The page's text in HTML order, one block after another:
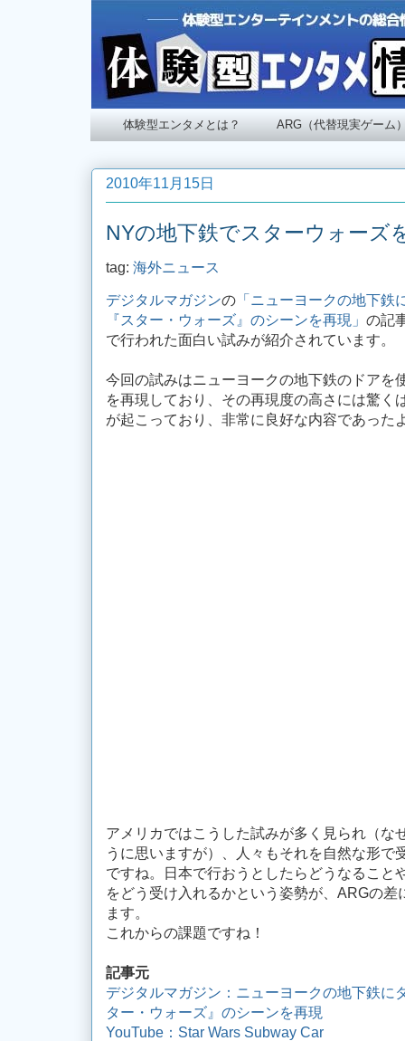
体験型エンタメとは？ ARG（代替現実ゲーム
2010年11月15日
NYの地下鉄でスターウォーズ
tag: 海外ニュース
デジタルマガジンの 「ニューヨークの地下
『スター・ウォーズ』のシーンを再現」 の記
で行われた面白い試みが紹介されています。
今回の試みはニューヨークの地下鉄のドアを
を再現しており、その再現度の高さには驚く
が起こっており、非常に良好な内容であった
アメリカではこうした試みが多く見られ（な
うに思いますが）、人々もそれを自然な形で
ですね。日本で行おうとしたらどうなるこ
をどう受け入れるかという姿勢が、ARGの
ます。
これからの課題ですね！
記事元
デジタルマガジン：ニューヨークの地下鉄に
ター・ウォーズ』のシーンを再現
YouTube：Star Wars Subway Car